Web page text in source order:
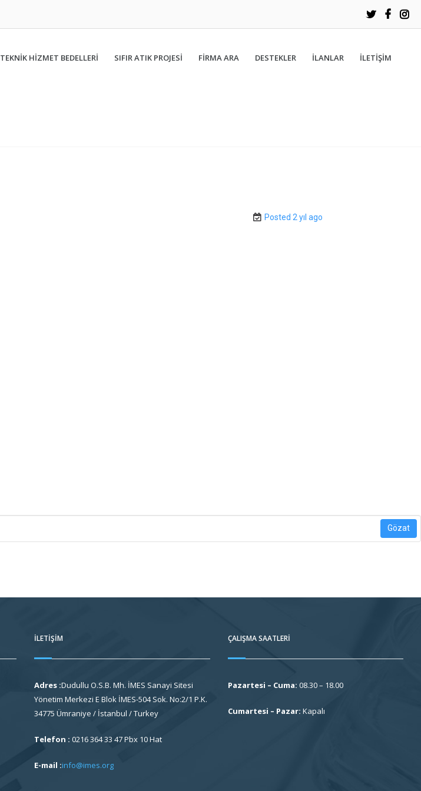
TEKNİK HİZMET BEDELLERİ SIFIR ATIK PROJESİ FIRMA ARA DESTEKLER İLANLAR İLETIŞIM
Posted 2 yıl ago
Gözat
İLETIŞIM
Adres :Dudullu O.S.B. Mh. İMES Sanayi Sitesi
Yönetim Merkezi E Blok İMES-504 Sok. No:2/1 P.K.
34775 Ümraniye / İstanbul / Turkey
Telefon : 0216 364 33 47 Pbx 10 Hat
E-mail :info@imes.org
ÇALIŞMA SAATLERI
Pazartesi – Cuma: 08.30 – 18.00
Cumartesi – Pazar: Kapalı